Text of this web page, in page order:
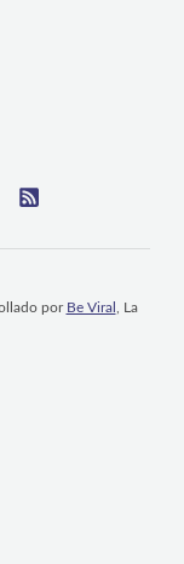
por Be Viral , La